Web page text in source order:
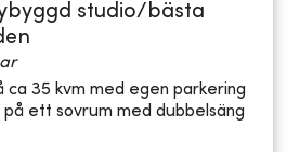
studio/bästa
ca 35 kvm med egen parkering
på ett sovrum med dubbelsäng